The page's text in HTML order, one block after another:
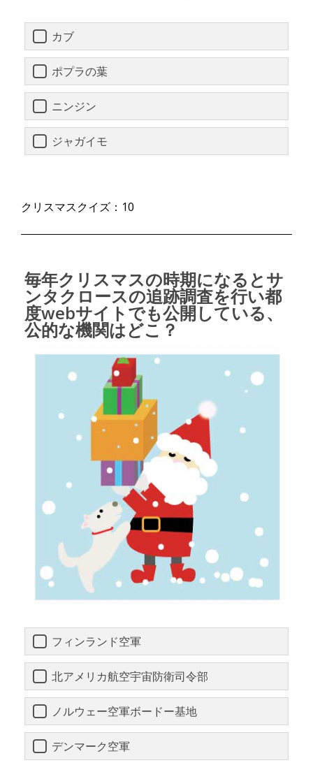
カブ
ポプラの葉
ニンジン
ジャガイモ
クリスマスクイズ：10
毎年クリスマスの時期になるとサ
ンタクロースの追跡調査を行い都
度webサイトでも公開している、
公的な機関はどこ？
フィンランド空軍
北アメリカ航空宇宙防衛司令部
ノルウェー空軍ボードー基地
デンマーク空軍